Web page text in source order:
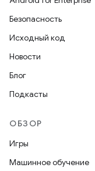
Безопасность
Исходный код
Новости
Блог
Подкасты
ОБЗОР
Игры
Машинное обучение